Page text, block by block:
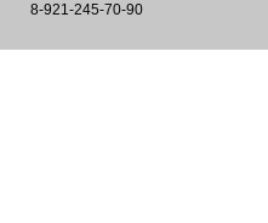
8-921-245-70-90